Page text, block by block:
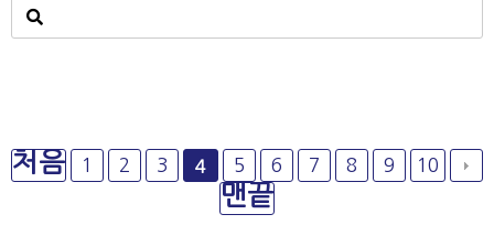
처음 1 2 3 4 5 6 7 8 9 10
맨끝